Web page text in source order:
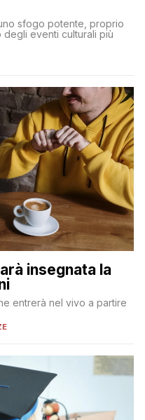
sfogo potente, proprio
eventi culturali più
insegnata la
entrerà nel vivo a partire